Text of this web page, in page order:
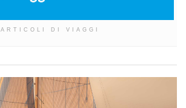
ARTICOLI DI VIAGGI